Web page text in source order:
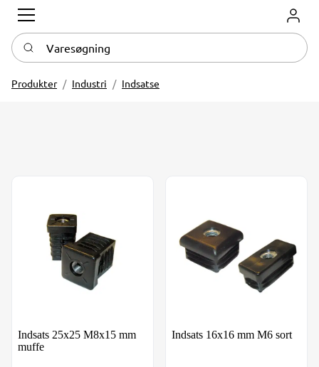
Log
Varesøgning
Produkter Industri Indsatse
Indsats 25x25 M8x15 mm
muffe
Indsats 16x16 mm M6 sort